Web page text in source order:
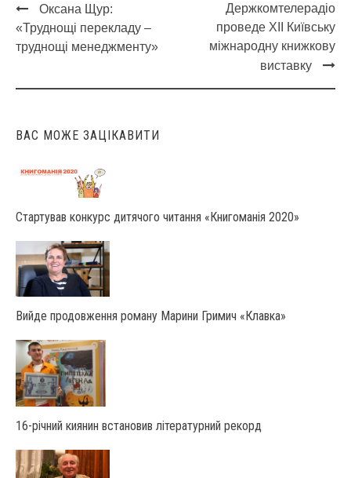
Post
navigation
Оксана Щур:
«Труднощі перекладу –
труднощі менеджменту»
Держкомтелерадіо
проведе XII Київську
міжнародну книжкову
виставку
ВАС МОЖЕ ЗАЦІКАВИТИ
Стартував конкурс дитячого читання «Книгоманія 2020»
Вийде продовження роману Марини Гримич «Клавка»
16-річний киянин встановив літературний рекорд